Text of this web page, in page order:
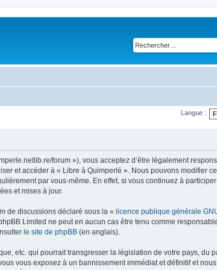
Langue :
forum »), vous acceptez d’être légalement
et accéder à « Libre à Quimperlé ». Nous pouvons modifier
par vous-même. En effet, si vous continuez à
et mises à jour.
de discussions déclaré sous la « licence publique générale
Limited ne peut en aucun cas être tenu comme
le site de phpBB (en anglais).
etc. qui pourrait transgresser la législation de votre pays, du
vous exposez à un bannissement immédiat et définitif et